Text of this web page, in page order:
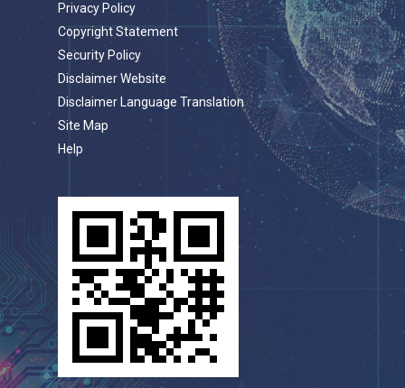
Privacy Policy
Copyright Statement
Security Policy
Disclaimer Website
Disclaimer Language Translation
Site Map
Help